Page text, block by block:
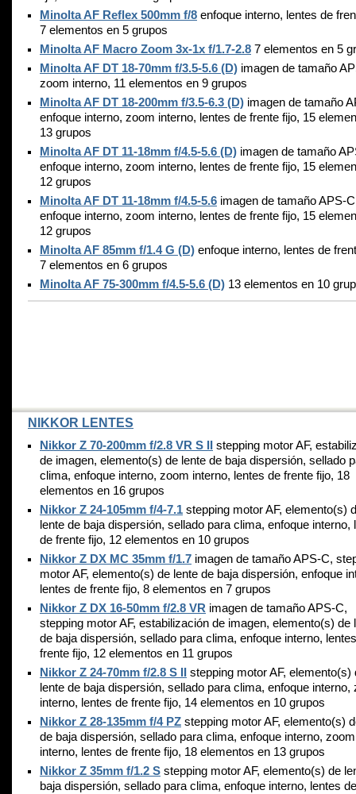
Minolta AF Reflex 500mm f/8 enfoque interno, lentes de
7 elementos en 5 grupos
Minolta AF Macro Zoom 3x-1x f/1.7-2.8 7 elementos en 5
Minolta AF DT 18-70mm f/3.5-5.6 (D) imagen de tamaño
zoom interno, 11 elementos en 9 grupos
Minolta AF DT 18-200mm f/3.5-6.3 (D) imagen de tamaño
enfoque interno, zoom interno, lentes de frente fijo, 15
13 grupos
Minolta AF DT 11-18mm f/4.5-5.6 (D) imagen de tamaño
enfoque interno, zoom interno, lentes de frente fijo, 15
12 grupos
Minolta AF DT 11-18mm f/4.5-5.6 imagen de tamaño APS-
enfoque interno, zoom interno, lentes de frente fijo, 15
12 grupos
Minolta AF 85mm f/1.4 G (D) enfoque interno, lentes de
7 elementos en 6 grupos
Minolta AF 75-300mm f/4.5-5.6 (D) 13 elementos en 10
NIKKOR LENTES
Nikkor Z 70-200mm f/2.8 VR S II
stepping motor AF,
de imagen, elemento(s) de lente de baja dispersión, sellado
clima, enfoque interno, zoom interno, lentes de frente fijo, 18
elementos en 16 grupos
Nikkor Z 24-105mm f/4-7.1 stepping motor AF, elemento(s)
lente de baja dispersión, sellado para clima, enfoque interno,
de frente fijo, 12 elementos en 10 grupos
Nikkor Z DX MC 35mm f/1.7 imagen de tamaño APS-C,
motor AF, elemento(s) de lente de baja dispersión, enfoque
lentes de frente fijo, 8 elementos en 7 grupos
Nikkor Z DX 16-50mm f/2.8 VR imagen de tamaño APS-C,
stepping motor AF, estabilización de imagen, elemento(s) de
de baja dispersión, sellado para clima, enfoque interno,
frente fijo, 12 elementos en 11 grupos
Nikkor Z 24-70mm f/2.8 S II
stepping motor AF, elemento(s)
lente de baja dispersión, sellado para clima, enfoque interno,
interno, lentes de frente fijo, 14 elementos en 10 grupos
Nikkor Z 28-135mm f/4 PZ stepping motor AF, elemento(s)
de baja dispersión, sellado para clima, enfoque interno, zoom
interno, lentes de frente fijo, 18 elementos en 13 grupos
Nikkor Z 35mm f/1.2 S stepping motor AF, elemento(s) de
baja dispersión, sellado para clima, enfoque interno, lentes